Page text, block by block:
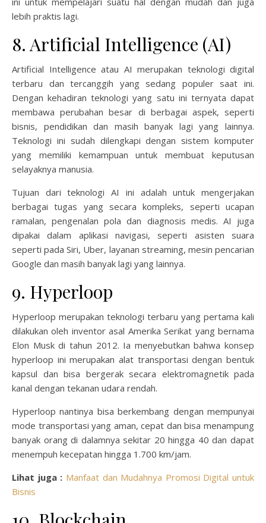
lebih praktis lagi.
8. Artificial Intelligence (AI)
Artificial Intelligence atau AI merupakan teknologi digital
terbaru dan tercanggih yang sedang populer saat ini.
Dengan kehadiran teknologi yang satu ini ternyata dapat
membawa perubahan besar di berbagai aspek, seperti
bisnis, pendidikan dan masih banyak lagi yang lainnya.
Teknologi ini sudah dilengkapi dengan sistem komputer
yang memiliki kemampuan untuk membuat keputusan
selayaknya manusia.
Tujuan dari teknologi AI ini adalah untuk mengerjakan
berbagai tugas yang secara kompleks, seperti ucapan
ramalan, pengenalan pola dan diagnosis medis. AI juga
dipakai dalam aplikasi navigasi, seperti asisten suara
seperti pada Siri, Uber, layanan streaming, mesin pencarian
Google dan masih banyak lagi yang lainnya.
9. Hyperloop
Hyperloop merupakan teknologi terbaru yang pertama kali
dilakukan oleh inventor asal Amerika Serikat yang bernama
Elon Musk di tahun 2012. Ia menyebutkan bahwa konsep
hyperloop ini merupakan alat transportasi dengan bentuk
kapsul dan bisa bergerak secara elektromagnetik pada
kanal dengan tekanan udara rendah.
Hyperloop nantinya bisa berkembang dengan mempunyai
mode transportasi yang aman, cepat dan bisa menampung
banyak orang di dalamnya sekitar 20 hingga 40 dan dapat
menempuh kecepatan hingga 1.700 km/jam.
Lihat juga : Manfaat dan Mudahnya Promosi Digital untuk
Bisnis